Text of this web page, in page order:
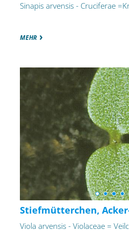
Sinapis arvensis - Cruciferae
MEHR
Stiefmütterchen,
Viola arvensis - Violaceae =